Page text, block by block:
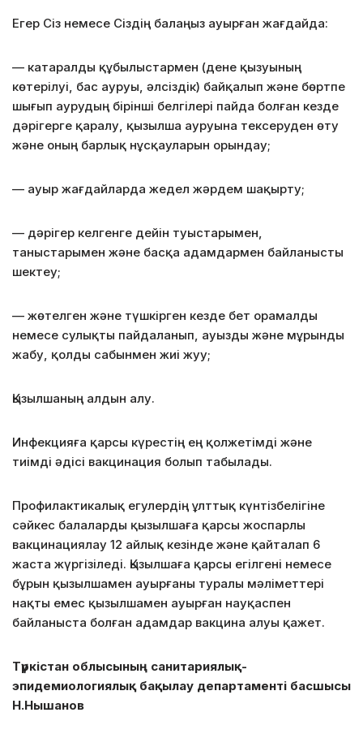
Егер Сіз немесе Сіздің балаңыз ауырған жағдайда:
— катаралды құбылыстармен (дене қызуының
көтерілуі, бас ауруы, әлсіздік) байқалып және бөртпе
шығып аурудың бірінші белгілері пайда болған кезде
дәрігерге қаралу, қызылша ауруына тексеруден өту
және оның барлық нұсқауларын орындау;
— ауыр жағдайларда жедел жәрдем шақырту;
— дәрігер келгенге дейін туыстарымен,
таныстарымен және басқа адамдармен байланысты
шектеу;
— жөтелген және түшкірген кезде бет орамалды
немесе сулықты пайдаланып, ауызды және мұрынды
жабу, қолды сабынмен жиі жуу;
Қызылшаның алдын алу.
Инфекцияға қарсы күрестің ең қолжетімді және
тиімді әдісі вакцинация болып табылады.
Профилактикалық егулердің ұлттық күнтізбелігіне
сәйкес балаларды қызылшаға қарсы жоспарлы
вакцинациялау 12 айлық кезінде және қайталап 6
жаста жүргізіледі. Қызылшаға қарсы егілгені немесе
бұрын қызылшамен ауырғаны туралы мәліметтері
нақты емес қызылшамен ауырған науқаспен
байланыста болған адамдар вакцина алуы қажет.
Түркістан облысының санитариялық-
эпидемиологиялық бақылау департаменті басшысы
Н.Нышанов